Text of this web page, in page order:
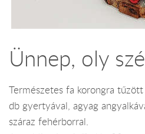
Ünnep, oly
Természetes fa korongra
db gyertyával, agyag
száraz fehérborral.